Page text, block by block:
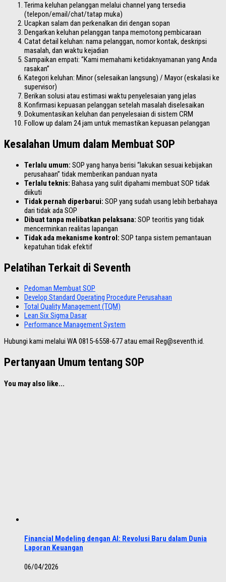
Terima keluhan pelanggan melalui channel yang tersedia
(telepon/email/chat/tatap muka)
Ucapkan salam dan perkenalkan diri dengan sopan
Dengarkan keluhan pelanggan tanpa memotong pembicaraan
Catat detail keluhan: nama pelanggan, nomor kontak, deskripsi
masalah, dan waktu kejadian
Sampaikan empati: “Kami memahami ketidaknyamanan yang Anda
rasakan”
Kategori keluhan: Minor (selesaikan langsung) / Mayor (eskalasi ke
supervisor)
Berikan solusi atau estimasi waktu penyelesaian yang jelas
Konfirmasi kepuasan pelanggan setelah masalah diselesaikan
Dokumentasikan keluhan dan penyelesaian di sistem CRM
Follow up dalam 24 jam untuk memastikan kepuasan pelanggan
Kesalahan Umum dalam Membuat SOP
Terlalu umum: SOP yang hanya berisi “lakukan sesuai kebijakan
perusahaan” tidak memberikan panduan nyata
Terlalu teknis: Bahasa yang sulit dipahami membuat SOP tidak
diikuti
Tidak pernah diperbarui: SOP yang sudah usang lebih berbahaya
dari tidak ada SOP
Dibuat tanpa melibatkan pelaksana: SOP teoritis yang tidak
mencerminkan realitas lapangan
Tidak ada mekanisme kontrol: SOP tanpa sistem pemantauan
kepatuhan tidak efektif
Pelatihan Terkait di Seventh
Pedoman Membuat SOP
Develop Standard Operating Procedure Perusahaan
Total Quality Management (TQM)
Lean Six Sigma Dasar
Performance Management System
Hubungi kami melalui WA 0815-6558-677 atau email Reg@seventh.id.
Pertanyaan Umum tentang SOP
You may also like...
Financial Modeling dengan AI: Revolusi Baru dalam Dunia
Laporan Keuangan
06/04/2026